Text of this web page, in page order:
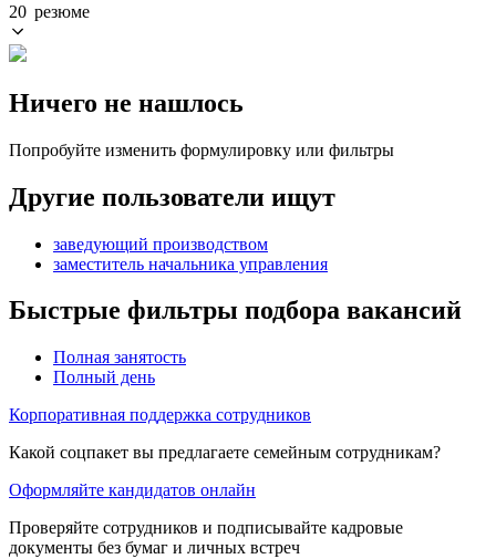
20 резюме
Ничего не нашлось
Попробуйте изменить формулировку или фильтры
Другие пользователи ищут
заведующий производством
заместитель начальника управления
Быстрые фильтры подбора вакансий
Полная занятость
Полный день
Корпоративная поддержка сотрудников
Какой соцпакет вы предлагаете семейным сотрудникам?
Оформляйте кандидатов онлайн
Проверяйте сотрудников и подписывайте кадровые
документы без бумаг и личных встреч